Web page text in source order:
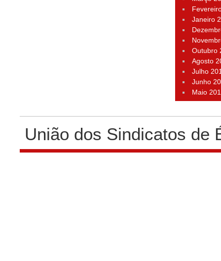
Janeiro
Outubro
Agosto
Julho
Junho
Maio
União dos Sindicatos de